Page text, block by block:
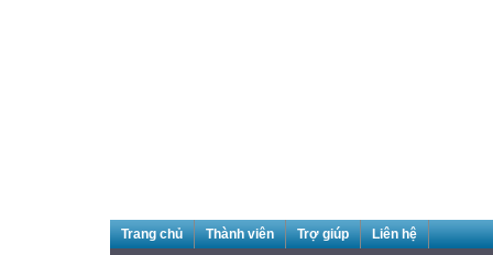
Trang chủ Thành viên Trợ giúp Liên hệ